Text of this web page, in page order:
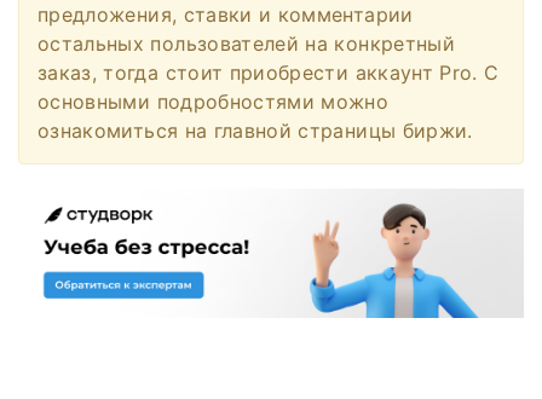
предложения, ставки и комментарии
остальных пользователей на конкретный
заказ, тогда стоит приобрести аккаунт Pro. С
основными подробностями можно
ознакомиться на главной страницы биржи.